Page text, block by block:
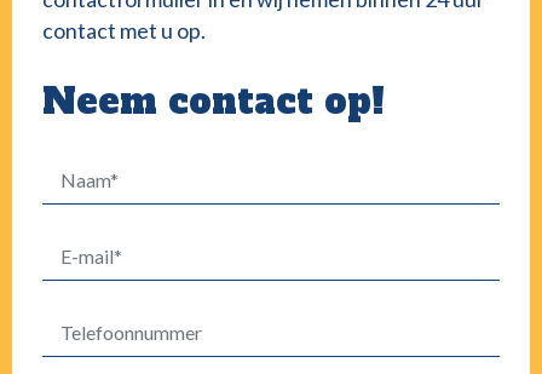
contact met u op.
Neem contact op!